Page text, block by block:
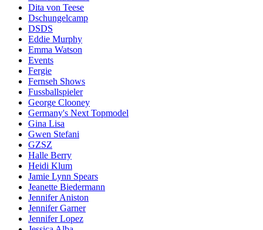
Dita von Teese
Dschungelcamp
DSDS
Eddie Murphy
Emma Watson
Events
Fergie
Fernseh Shows
Fussballspieler
George Clooney
Germany's Next Topmodel
Gina Lisa
Gwen Stefani
GZSZ
Halle Berry
Heidi Klum
Jamie Lynn Spears
Jeanette Biedermann
Jennifer Aniston
Jennifer Garner
Jennifer Lopez